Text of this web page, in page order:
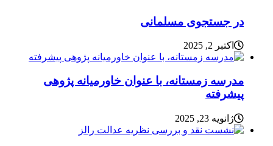
در جستجوی مسلمانی
اکتبر 2, 2025
مدرسه زمستانه، با عنوان خاورمیانه پژوهی
پیشرفته
ژانویه 23, 2025